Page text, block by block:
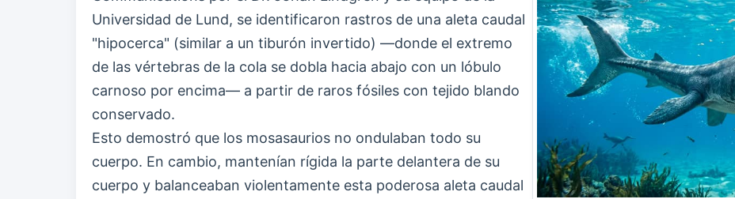
Universidad de Lund, se identificaron rastros de una aleta caudal
"hipocerca" (similar a un tiburón invertido) —donde el extremo
de las vértebras de la cola se dobla hacia abajo con un lóbulo
carnoso por encima— a partir de raros fósiles con tejido blando
conservado.
Esto demostró que los mosasaurios no ondulaban todo su
cuerpo. En cambio, mantenían rígida la parte delantera de su
cuerpo y balanceaban violentamente esta poderosa aleta caudal